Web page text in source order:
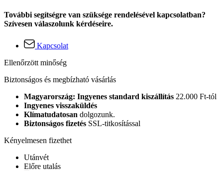
További segítségre van szüksége rendelésével kapcsolatban?
Szívesen válaszolunk kérdéseire.
Kapcsolat
Ellenőrzött minőség
Biztonságos és megbízható vásárlás
Magyarország: Ingyenes standard kiszállítás 22.000 Ft-tól
Ingyenes visszaküldés
Klímatudatosan dolgozunk.
Biztonságos fizetés SSL-titkosítással
Kényelmesen fizethet
Utánvét
Előre utalás